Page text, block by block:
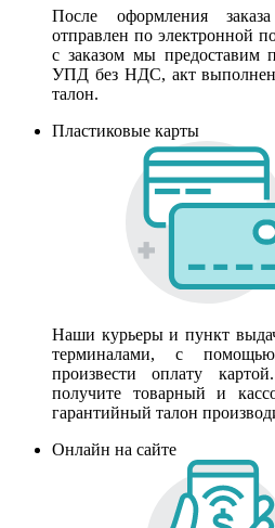
После оформления
отправлен по электронной
с заказом мы предоставим
УПД без НДС, акт
талон.
Пластиковые карты
Наши курьеры и пункт
терминалами, с
произвести оплату
получите товарный и
гарантийный талон
Онлайн на сайте